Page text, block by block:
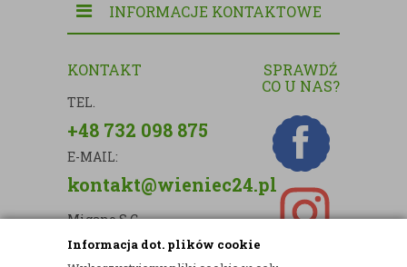
Informacja dot. plików cookie
INFORMACJE KONTAKTOWE
KONTAKT
TEL.
+48 732 098 875
E-MAIL:
kontakt@wieniec24.pl
Migano S.C.
ul. Kartograficzna 88c/m33
SPRAWDŹ
CO U NAS?